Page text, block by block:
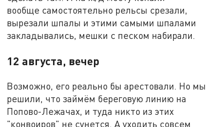
вообще самостоятельно рельсы срезали,
вырезали шпалы и этими самыми шпалами
закладывались, мешки с песком набирали.
12 августа, вечер
Возможно, его реально бы арестовали. Но мы
решили, что займём береговую линию на
Попово-Лежачах, и туда никто из этих
"конвоиров" не сунется. А уходить совсем